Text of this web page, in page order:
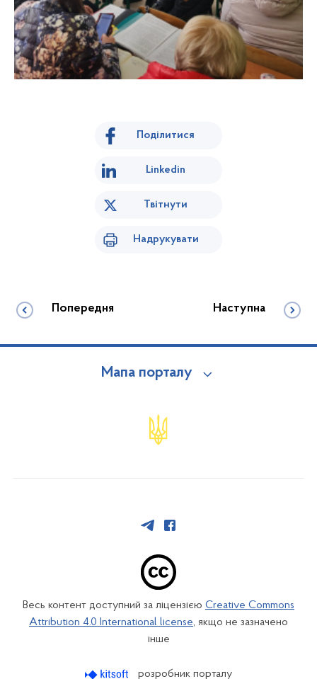
Поділитися
Linkedin
Твітнути
Надрукувати
Попередня Наступна
Мапа порталу
Весь контент доступний за ліцензією Creative Commons
Attribution 4.0 International license, якщо не зазначено
інше
розробник порталу